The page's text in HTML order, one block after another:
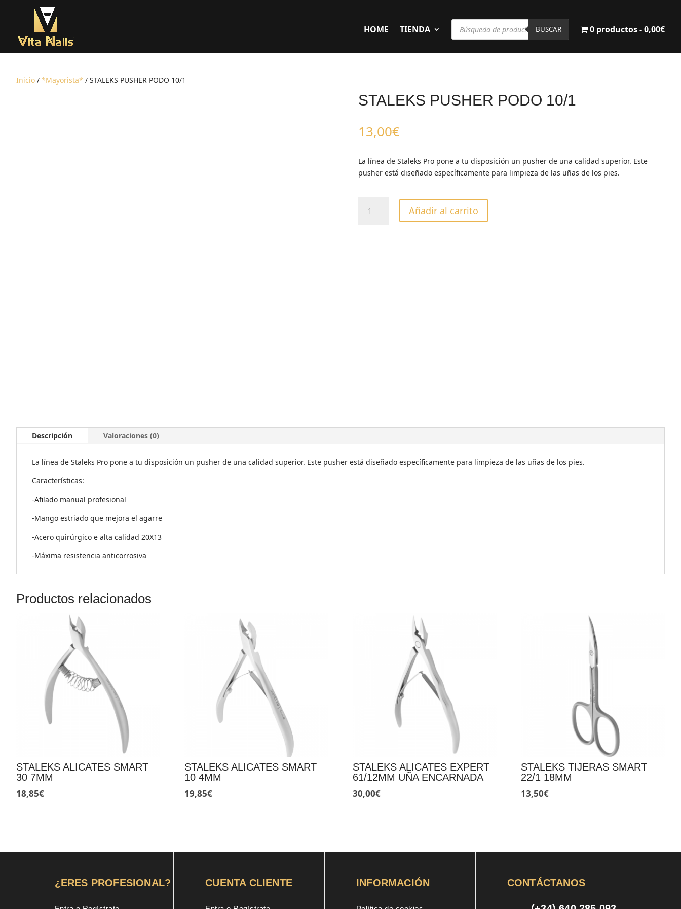
HOME TIENDA
Búsqueda
productos
BUSCAR 0 productos 0,00€
Inicio / *Mayorista* / STALEKS PUSHER PODO 10/1
STALEKS PUSHER PODO 10/1
13,00€
La línea de Staleks Pro pone a tu disposición un pusher de una calidad superior. Este
pusher está diseñado específicamente para limpieza de las uñas de los pies.
PUSHER
Añadir al carrito
Descripción Valoraciones (0)
La línea de Staleks Pro pone a tu disposición un pusher de una calidad superior. Este pusher está diseñado específicamente para limpieza de las uñas de los pies.
Características:
-Afilado manual profesional
-Mango estriado que mejora el agarre
-Acero quirúrgico e alta calidad 20Х13
-Máxima resistencia anticorrosiva
Productos relacionados
STALEKS ALICATES SMART
30 7MM
18,85€
STALEKS ALICATES SMART
10 4MM
19,85€
STALEKS ALICATES EXPERT
61/12MM UÑA ENCARNADA
30,00€
STALEKS TIJERAS SMART
22/1 18MM
13,50€
¿ERES PROFESIONAL? CUENTA CLIENTE INFORMACIÓN CONTÁCTANOS